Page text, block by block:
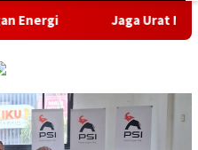
Jaga Urat Nadi